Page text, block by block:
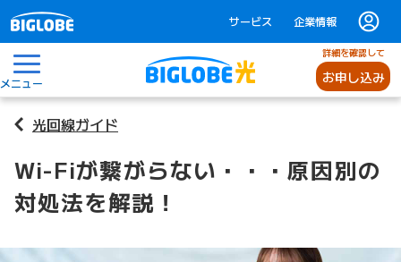
サービス 企業情報
メニュー
詳細を確認して
お申し込み
光回線ガイド
Wi-Fiが繋がらない・・・原因別の
対処法を解説！